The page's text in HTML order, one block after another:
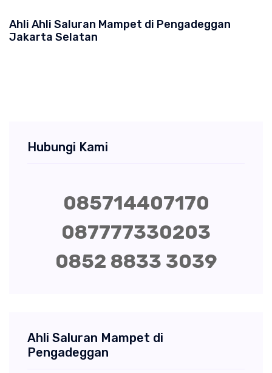
Ahli Ahli Saluran Mampet di Pengadeggan
Jakarta Selatan
Hubungi Kami
085714407170
087777330203
0852 8833 3039
Ahli Saluran Mampet di
Pengadeggan